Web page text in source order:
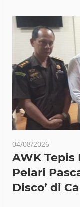
04/08/2026
AWK
Pelari
Disco’ di